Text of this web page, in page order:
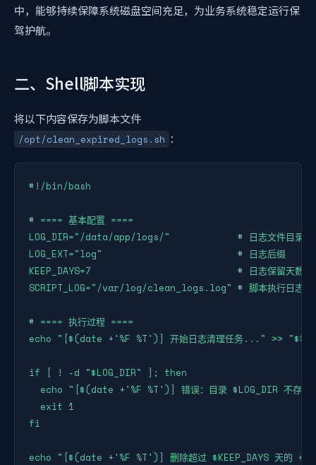
中，能够持续保障系统磁盘空间充足，为业务系统稳定运行保
驾护航。
二、Shell脚本实现
将以下内容保存为脚本文件
/opt/clean_expired_logs.sh ：
#!/bin/bash
# ==== 基本配置 ====
LOG_DIR="/data/app/logs/"            # 日志文件目录
LOG_EXT="log"                        # 日志后缀
KEEP_DAYS=7                          # 日志保留天数
SCRIPT_LOG="/var/log/clean_logs.log" # 脚本执行日志
# ==== 执行过程 ====
echo "[$(date +'%F %T')] 开始日志清理任务..." >>
if [ ! -d "$LOG_DIR" ]; then
echo "[$(date +'%F %T')] 错误：目录 $LOG_DIR 不存
  exit 1
fi
echo "[$(date +'%F %T')] 删除超过 $KEEP_DAYS 天的